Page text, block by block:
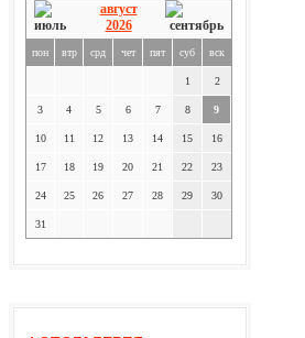
август
2026
пон втр срд чет пят суб вск
1 2
3 4 5 6 7 8 9
10 11 12 13 14 15 16
17 18 19 20 21 22 23
24 25 26 27 28 29 30
31